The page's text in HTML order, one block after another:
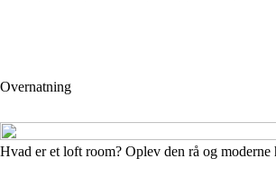
Overnatning
Hvad er et loft room? Oplev den rå og moderne